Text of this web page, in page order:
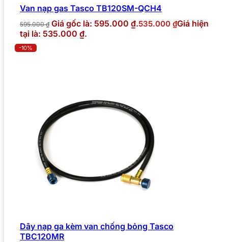
Van nạp gas Tasco TB120SM-QCH4
595.000₫ Giá gốc là: 595.000 ₫.535.000 ₫Giá hiện
tại là: 535.000 ₫.
-10%
Dây nạp ga kèm van chống bỏng Tasco
TBC120MR